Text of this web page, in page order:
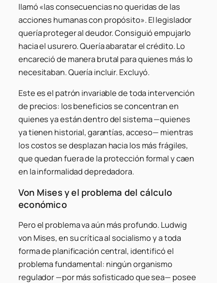
llamó «las consecuencias no queridas de las
acciones humanas con propósito». El legislador
quería proteger al deudor. Consiguió empujarlo
hacia el usurero. Quería abaratar el crédito. Lo
encareció de manera brutal para quienes más lo
necesitaban. Quería incluir. Excluyó.
Este es el patrón invariable de toda intervención
de precios: los beneficios se concentran en
quienes ya están dentro del sistema —quienes
ya tienen historial, garantías, acceso— mientras
los costos se desplazan hacia los más frágiles,
que quedan fuera de la protección formal y caen
en la informalidad depredadora.
Von Mises y el problema del cálculo
económico
Pero el problema va aún más profundo. Ludwig
von Mises, en su crítica al socialismo y a toda
forma de planificación central, identificó el
problema fundamental: ningún organismo
regulador —por más sofisticado que sea— posee